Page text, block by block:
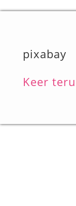
pixabay
Keer